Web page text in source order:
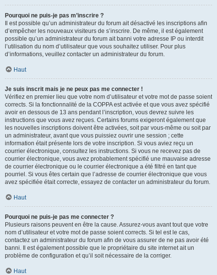
Pourquoi ne puis-je pas m’inscrire ?
Il est possible qu’un administrateur du forum ait désactivé les inscriptions afin
d’empêcher les nouveaux visiteurs de s’inscrire. De même, il est également
possible qu’un administrateur du forum ait banni votre adresse IP ou interdit
l’utilisation du nom d’utilisateur que vous souhaitez utiliser. Pour plus
d’informations, veuillez contacter un administrateur du forum.
Haut
Je suis inscrit mais je ne peux pas me connecter !
Vérifiez en premier lieu que votre nom d’utilisateur et votre mot de passe soient
corrects. Si la fonctionnalité de la COPPA est activée et que vous avez spécifié
avoir en dessous de 13 ans pendant l’inscription, vous devrez suivre les
instructions que vous avez reçues. Certains forums exigeront également que
les nouvelles inscriptions doivent être activées, soit par vous-même ou soit par
un administrateur, avant que vous puissiez ouvrir une session ; cette
information était présente lors de votre inscription. Si vous aviez reçu un
courrier électronique, consultez les instructions. Si vous ne recevez pas de
courrier électronique, vous avez probablement spécifié une mauvaise adresse
de courrier électronique ou le courrier électronique a été filtré en tant que
pourriel. Si vous êtes certain que l’adresse de courrier électronique que vous
avez spécifiée était correcte, essayez de contacter un administrateur du forum.
Haut
Pourquoi ne puis-je pas me connecter ?
Plusieurs raisons peuvent en être la cause. Assurez-vous avant tout que votre
nom d’utilisateur et votre mot de passe soient corrects. Si tel est le cas,
contactez un administrateur du forum afin de vous assurer de ne pas avoir été
banni. Il est également possible que le propriétaire du site internet ait un
problème de configuration et qu’il soit nécessaire de la corriger.
Haut